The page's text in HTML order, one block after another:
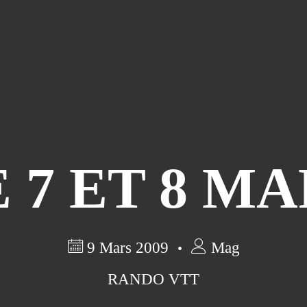
7 ET 8
9 Mars 2009
Mag
RANDO VTT